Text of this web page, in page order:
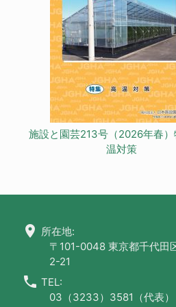
施設と園芸213号（2026年春）
温対策
location_on 所在地:
〒101-0048 東京都千代田
2-21
call TEL:
03（3233）3581（代表）